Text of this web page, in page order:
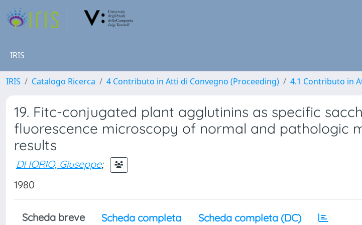
IRIS
IRIS Catalogo Ricerca 4 Contributo in Atti di Convegno (Proceeding) 4.1 Contributo in
19. Fitc-conjugated plant agglutinins as specific
fluorescence microscopy of normal and pathologic
results
DI IORIO, Giuseppe;
1980
Scheda breve Scheda completa Scheda completa (DC)